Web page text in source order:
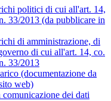
politici di cui all'art. 14,
33/2013 (da pubblicare in
di amministrazione, di
di cui all'art. 14, co.
33/2013
(documentazione da
web)
comunicazione dei dati